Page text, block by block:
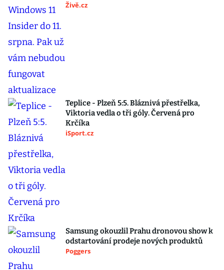
Živě.cz
Teplice - Plzeň 5:5. Bláznivá přestřelka,
Viktoria vedla o tři góly. Červená pro
Krčíka
iSport.cz
Samsung okouzlil Prahu dronovou show k
odstartování prodeje nových produktů
Poggers